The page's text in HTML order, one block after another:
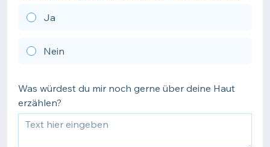
Ja
Nein
Was würdest du mir noch gerne über deine Haut
erzählen?